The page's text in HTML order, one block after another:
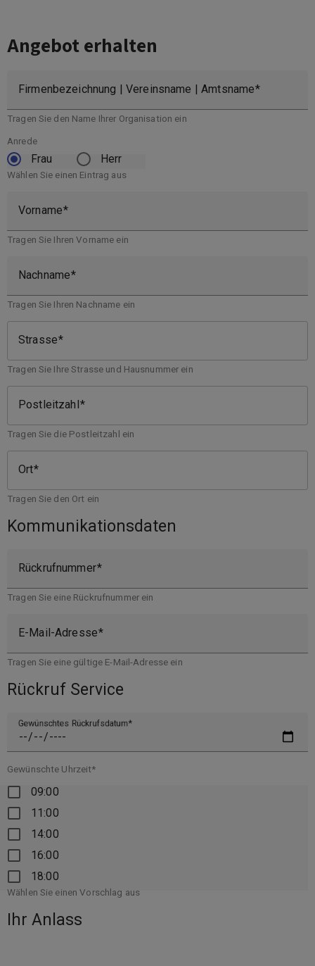
Angebot erhalten
Firmenbezeichnung | Vereinsname | Amtsname
Tragen Sie den Name Ihrer Organisation ein
Anrede
Frau Herr
Wählen Sie einen Eintrag aus
Vorname
Tragen Sie Ihren Vorname ein
Nachname
Tragen Sie Ihren Nachname ein
Strasse
Tragen Sie Ihre Strasse und Hausnummer ein
Postleitzahl
Tragen Sie die Postleitzahl ein
Ort
Tragen Sie den Ort ein
Kommunikationsdaten
Rückrufnummer
Tragen Sie eine Rückrufnummer ein
E-Mail-Adresse
Tragen Sie eine gültige E-Mail-Adresse ein
Rückruf Service
Gewünschtes Rückrufsdatum
Gewünschte Uhrzeit*
09:00
11:00
14:00
16:00
18:00
Wählen Sie einen Vorschlag aus
Ihr Anlass